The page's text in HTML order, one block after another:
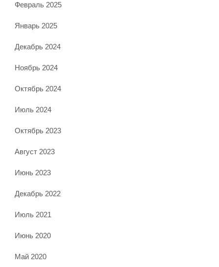
Февраль 2025
Январь 2025
Декабрь 2024
Ноябрь 2024
Октябрь 2024
Июль 2024
Октябрь 2023
Август 2023
Июнь 2023
Декабрь 2022
Июль 2021
Июнь 2020
Май 2020